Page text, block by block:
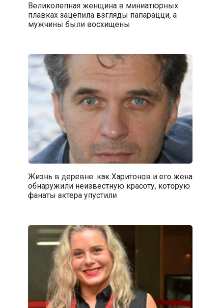
Великолепная женщина в миниатюрных
плавках зацепила взгляды папарацци, а
мужчины были восхищены
Жизнь в деревне: как Харитонов и его жена
обнаружили неизвестную красоту, которую
фанаты актера упустили